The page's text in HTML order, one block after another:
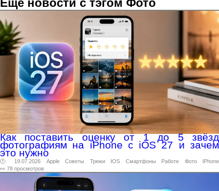
Ещё новости с тэгом Фото
Как поставить оценку от 1 до 5 звёзд
фотографиям на iPhone с iOS 27 и зачем
это нужно
🕑 19.07.2026 Apple Советы Трюки IOS Смартфоны Работе Фото
IPhone
👀 78 просмотров